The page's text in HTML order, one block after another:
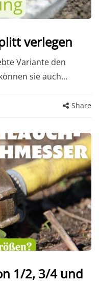
verlegen
Variante den
sie auch…
Share
1/2, 3/4 und